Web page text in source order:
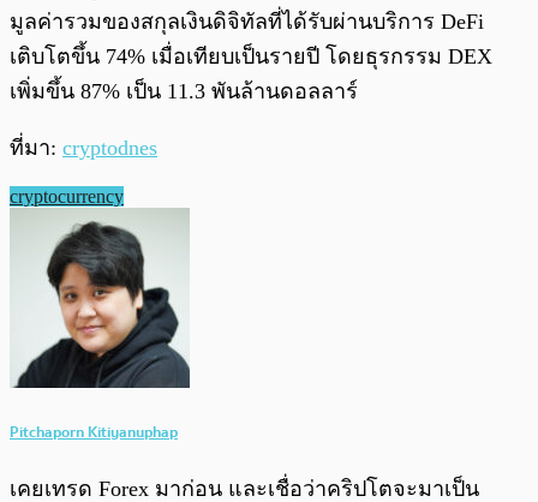
มูลค่ารวมของสกุลเงินดิจิทัลที่ได้รับผ่านบริการ DeFi
เติบโตขึ้น 74% เมื่อเทียบเป็นรายปี โดยธุรกรรม DEX
เพิ่มขึ้น 87% เป็น 11.3 พันล้านดอลลาร์
ที่มา: cryptodnes
cryptocurrency
Pitchaporn Kitiyanuphap
เคยเทรด Forex มาก่อน และเชื่อว่าคริปโตจะมาเป็น